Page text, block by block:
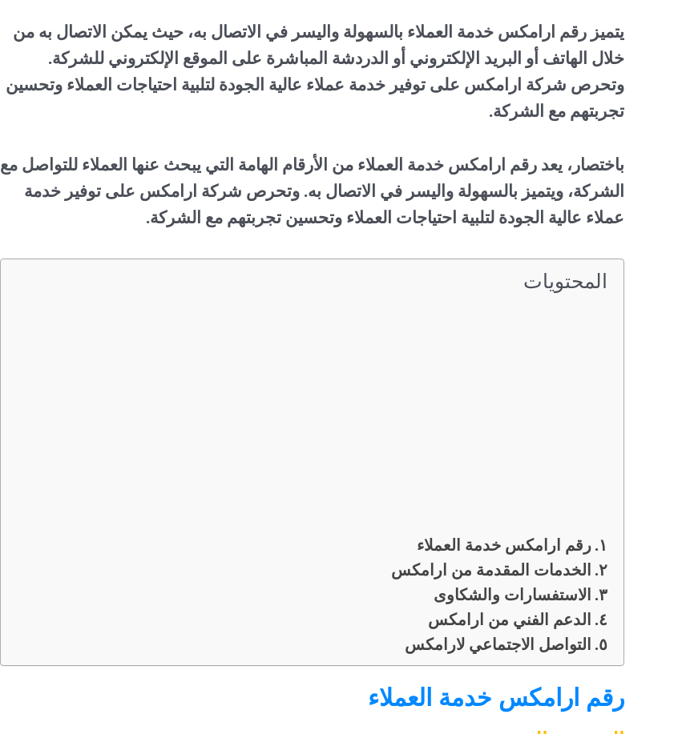
يتميز رقم ارامكس خدمة العملاء بالسهولة واليسر في الاتصال به، حيث يمكن الاتصال به من
خلال الهاتف أو البريد الإلكتروني أو الدردشة المباشرة على الموقع الإلكتروني للشركة.
وتحرص شركة ارامكس على توفير خدمة عملاء عالية الجودة لتلبية احتياجات العملاء وتحسين
تجربتهم مع الشركة.
باختصار، يعد رقم ارامكس خدمة العملاء من الأرقام الهامة التي يبحث عنها العملاء للتواصل مع
الشركة، ويتميز بالسهولة واليسر في الاتصال به. وتحرص شركة ارامكس على توفير خدمة
عملاء عالية الجودة لتلبية احتياجات العملاء وتحسين تجربتهم مع الشركة.
المحتويات
رقم ارامكس خدمة العملاء
الخدمات المقدمة من ارامكس
الاستفسارات والشكاوى
الدعم الفني من ارامكس
التواصل الاجتماعي لارامكس
رقم ارامكس خدمة العملاء